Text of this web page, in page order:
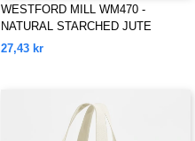
WESTFORD MILL WM470 -
NATURAL STARCHED JUTE
CLASSIC SHOPPER
27,43 kr